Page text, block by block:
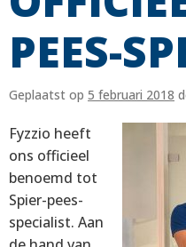
PEES-
Geplaatst op 5 februari 2018
Fyzzio heeft
ons officieel
benoemd tot
Spier-pees-
specialist. Aan